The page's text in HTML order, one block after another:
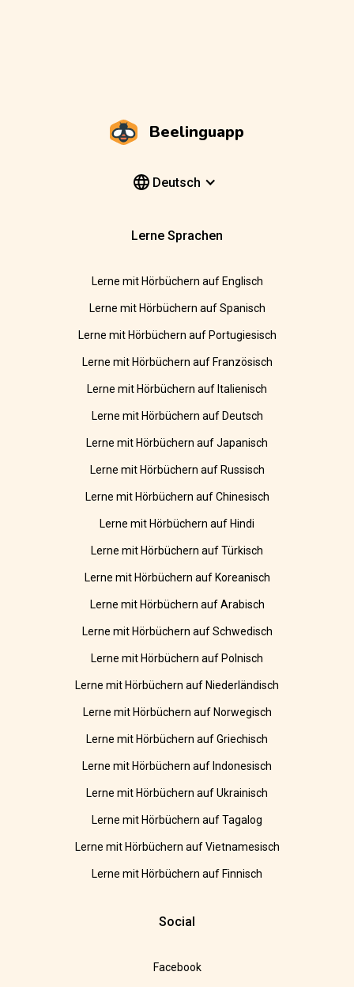
Beelinguapp
Deutsch
Lerne Sprachen
Lerne mit Hörbüchern auf Englisch
Lerne mit Hörbüchern auf Spanisch
Lerne mit Hörbüchern auf Portugiesisch
Lerne mit Hörbüchern auf Französisch
Lerne mit Hörbüchern auf Italienisch
Lerne mit Hörbüchern auf Deutsch
Lerne mit Hörbüchern auf Japanisch
Lerne mit Hörbüchern auf Russisch
Lerne mit Hörbüchern auf Chinesisch
Lerne mit Hörbüchern auf Hindi
Lerne mit Hörbüchern auf Türkisch
Lerne mit Hörbüchern auf Koreanisch
Lerne mit Hörbüchern auf Arabisch
Lerne mit Hörbüchern auf Schwedisch
Lerne mit Hörbüchern auf Polnisch
Lerne mit Hörbüchern auf Niederländisch
Lerne mit Hörbüchern auf Norwegisch
Lerne mit Hörbüchern auf Griechisch
Lerne mit Hörbüchern auf Indonesisch
Lerne mit Hörbüchern auf Ukrainisch
Lerne mit Hörbüchern auf Tagalog
Lerne mit Hörbüchern auf Vietnamesisch
Lerne mit Hörbüchern auf Finnisch
Social
Facebook